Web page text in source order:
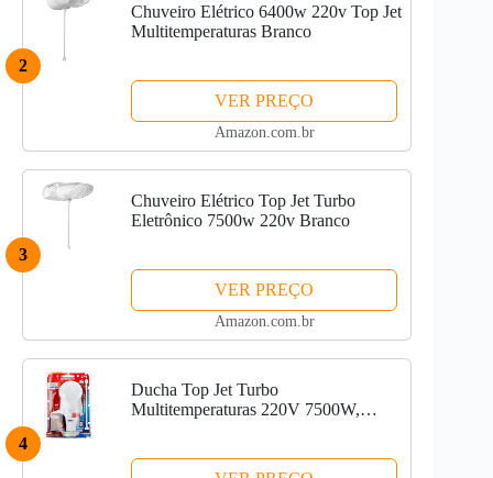
2
Chuveiro Elétrico 6400w 220v Top Jet
Multitemperaturas Branco
VER PREÇO
Amazon.com.br
3
Chuveiro Elétrico Top Jet Turbo
Eletrônico 7500w 220v Branco
VER PREÇO
Amazon.com.br
4
Ducha Top Jet Turbo
Multitemperaturas 220V 7500W,